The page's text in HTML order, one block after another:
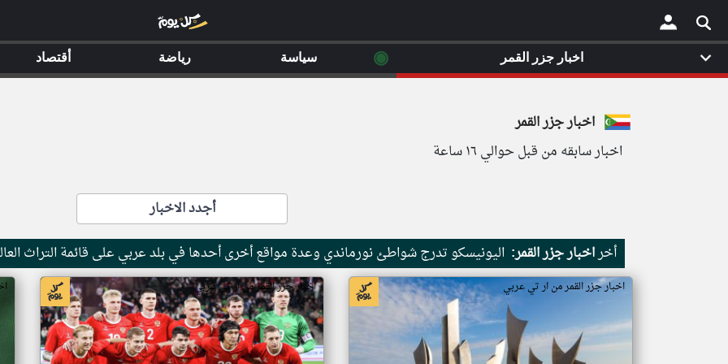
×
اخبار جزر القمر
اخبار سابقه من قبل حوالي ١٦ ساعة
أجدد الاخبار
أخراخبار جزر القمر: اليونيسكو تدرج شواطئ نورماندي وعدة مواقع أخرى أحدها في بلد عربي على قائمة التراث
اخبار جزر القمر من ار تي عربي اخبار جزر القمر من ار تي عربي
اخبار جزر القمر ◉ سياسة رياضة أقتصاد